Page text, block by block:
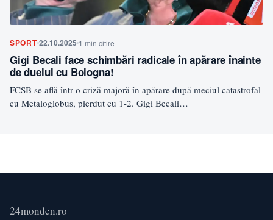
SPORT22.10.2025 1 min citire
Gigi Becali face schimbări radicale în apărare înainte
de duelul cu Bologna!
FCSB se află într-o criză majoră în apărare după meciul catastrofal
cu Metaloglobus, pierdut cu 1-2. Gigi Becali…
24monden.ro